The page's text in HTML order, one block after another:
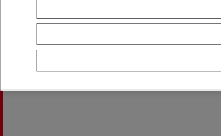
Serviços de Municípios